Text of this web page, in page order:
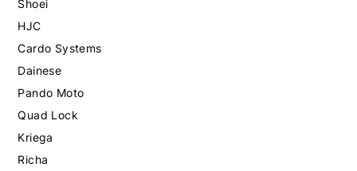
Shoei
HJC
Cardo Systems
Dainese
Pando Moto
Quad Lock
Kriega
Richa